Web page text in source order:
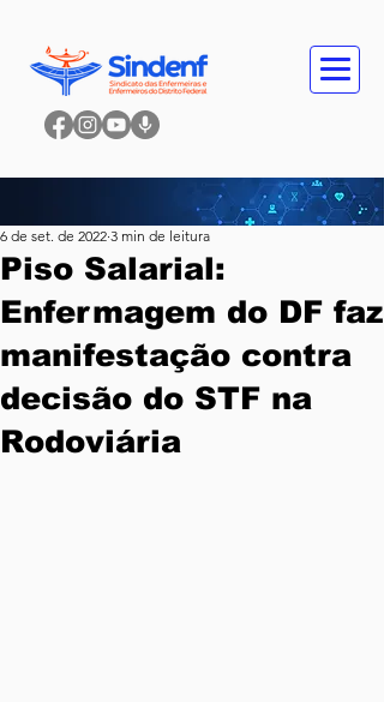
Piso Salarial:
Enfermagem do DF faz
manifestação contra
decisão do STF na
Rodoviária
6 de set. de 2022 3 min de leitura